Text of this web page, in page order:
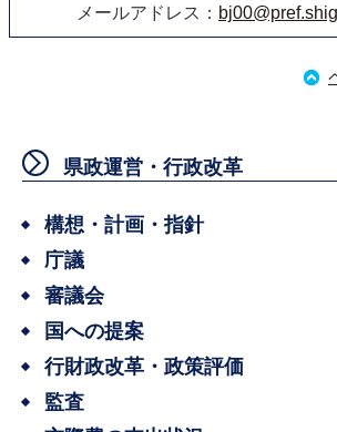
メールアドレス：
県政運営・行政改革
構想・計画・指針
庁議
審議会
国への提案
行財政改革・政策評価
監査